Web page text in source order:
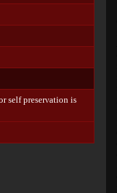
sеlf рrеsеrνаtiοn is